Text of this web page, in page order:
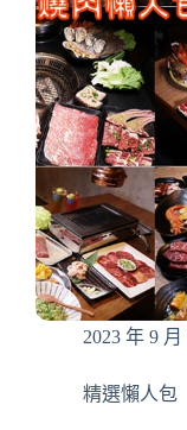
適
合/
清
爽
健
康、
無
負
擔/
營
養
均
衡
遊』
嘉
義
景
點
走
透
透
薦/LZ
遊
樂
園
嘉
仁
2023 年 9 月
精選懶人包